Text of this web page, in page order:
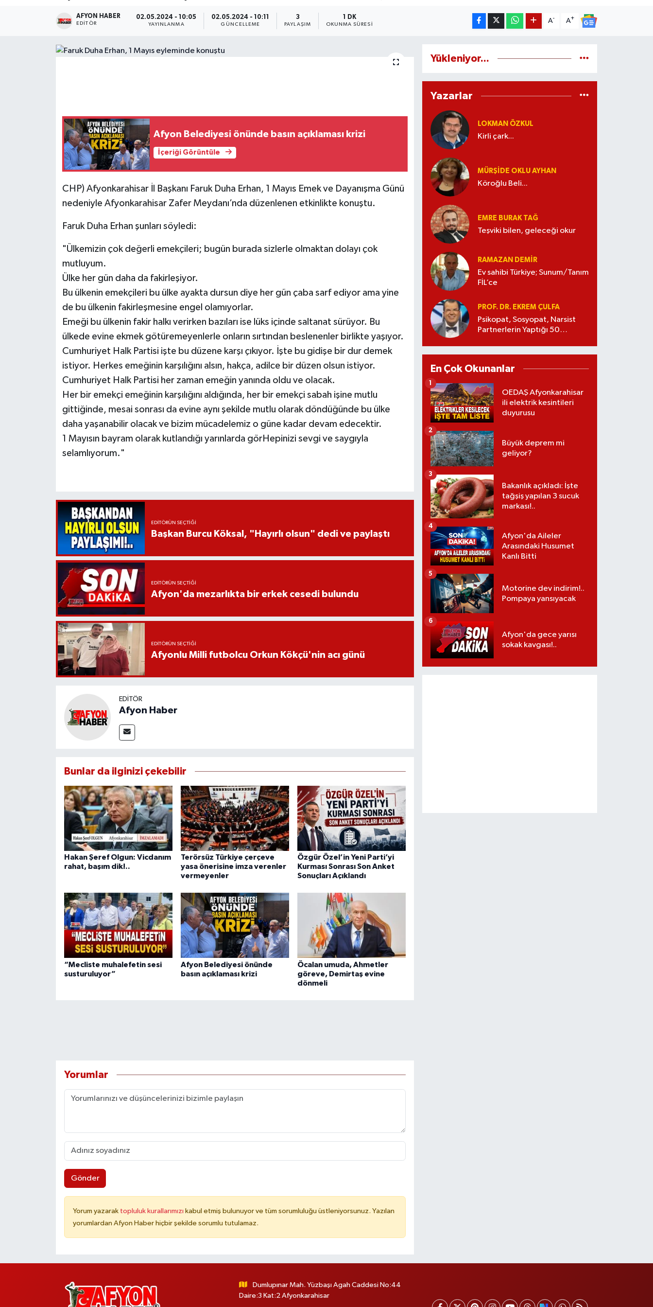
AFYON HABER
EDITÖR
02.05.2024 - 10:05
YAYINLANMA
02.05.2024 - 10:11
GÜNCELLEME
3
PAYLAŞIM
1 DK
OKUNMA SÜRESI
A- A+
Afyon Belediyesi önünde basın açıklaması krizi
İçeriği Görüntüle
CHP) Afyonkarahisar İl Başkanı Faruk Duha Erhan, 1 Mayıs Emek ve Dayanışma Günü
nedeniyle Afyonkarahisar Zafer Meydanı’nda düzenlenen etkinlikte konuştu.
Faruk Duha Erhan şunları söyledi:
"Ülkemizin çok değerli emekçileri; bugün burada sizlerle olmaktan dolayı çok
mutluyum.
Ülke her gün daha da fakirleşiyor.
Bu ülkenin emekçileri bu ülke ayakta dursun diye her gün çaba sarf ediyor ama yine
de bu ülkenin fakirleşmesine engel olamıyorlar.
Emeği bu ülkenin fakir halkı verirken bazıları ise lüks içinde saltanat sürüyor. Bu
ülkede evine ekmek götüremeyenlerle onların sırtından beslenenler birlikte yaşıyor.
Cumhuriyet Halk Partisi işte bu düzene karşı çıkıyor. İşte bu gidişe bir dur demek
istiyor. Herkes emeğinin karşılığını alsın, hakça, adilce bir düzen olsun istiyor.
Cumhuriyet Halk Partisi her zaman emeğin yanında oldu ve olacak.
Her bir emekçi emeğinin karşılığını aldığında, her bir emekçi sabah işine mutlu
gittiğinde, mesai sonrası da evine aynı şekilde mutlu olarak döndüğünde bu ülke
daha yaşanabilir olacak ve bizim mücadelemiz o güne kadar devam edecektir.
1 Mayısın bayram olarak kutlandığı yarınlarda görHepinizi sevgi ve saygıyla
selamlıyorum."
EDITÖRÜN SEÇTIĞI
Başkan Burcu Köksal, "Hayırlı olsun" dedi ve paylaştı
EDITÖRÜN SEÇTIĞI
Afyon'da mezarlıkta bir erkek cesedi bulundu
EDITÖRÜN SEÇTIĞI
Afyonlu Milli futbolcu Orkun Kökçü'nin acı günü
EDITÖR
Afyon Haber
Bunlar da ilginizi çekebilir
Hakan Şeref Olgun: Vicdanım
rahat, başım dik!..
Terörsüz Türkiye çerçeve
yasa önerisine imza verenler
vermeyenler
Özgür Özel’in Yeni Parti’yi
Kurması Sonrası Son Anket
Sonuçları Açıklandı
“Mecliste muhalefetin sesi
susturuluyor”
Afyon Belediyesi önünde
basın açıklaması krizi
Öcalan umuda, Ahmetler
göreve, Demirtaş evine
dönmeli
Yorumlar
Gönder
Yorum yazarak topluluk kurallarımızı kabul etmiş bulunuyor ve tüm sorumluluğu üstleniyorsunuz. Yazılan
yorumlardan Afyon Haber hiçbir şekilde sorumlu tutulamaz.
Yükleniyor...
Yazarlar
LOKMAN ÖZKUL
Kirli çark...
MÜRŞIDE OKLU AYHAN
Köroğlu Beli...
EMRE BURAK TAĞ
Teşviki bilen, geleceği okur
RAMAZAN DEMİR
Ev sahibi Türkiye; Sunum/Tanım
FİL’ce
PROF. DR. EKREM ÇULFA
Psikopat, Sosyopat, Narsist
Partnerlerin Yaptığı 50
En Çok Okunanlar
OEDAŞ Afyonkarahisar
ili elektrik kesintileri
duyurusu
1
Büyük deprem mi
geliyor?
2
Bakanlık açıkladı: İşte
tağşiş yapılan 3 sucuk
markası!..
3
Afyon'da Aileler
Arasındaki Husumet
Kanlı Bitti
4
Motorine dev indirim!..
Pompaya yansıyacak
5
Afyon'da gece yarısı
sokak kavgası!..
6
Dumlupınar Mah. Yüzbaşı Agah Caddesi No:44
Daire:3 Kat:2 Afyonkarahisar
Magazin